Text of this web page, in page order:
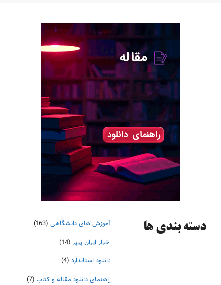
دسته‌ بندی ها آموزش های دانشگاهی (163)
اخبار ایران پیپر (14)
دانلود استاندارد (4)
راهنمای دانلود مقاله و کتاب (7)